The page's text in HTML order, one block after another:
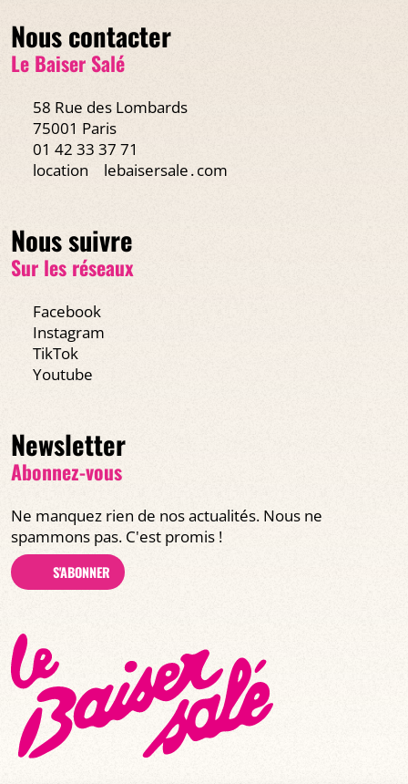
Nous contacter
Le Baiser Salé
58 Rue des Lombards
75001 Paris
01 42 33 37 71
location
lebaisersale․com
Nous suivre
Sur les réseaux
Facebook
Instagram
TikTok
Youtube
Newsletter
Abonnez-vous
Ne manquez rien de nos actualités. Nous ne
spammons pas. C'est promis !
S'ABONNER